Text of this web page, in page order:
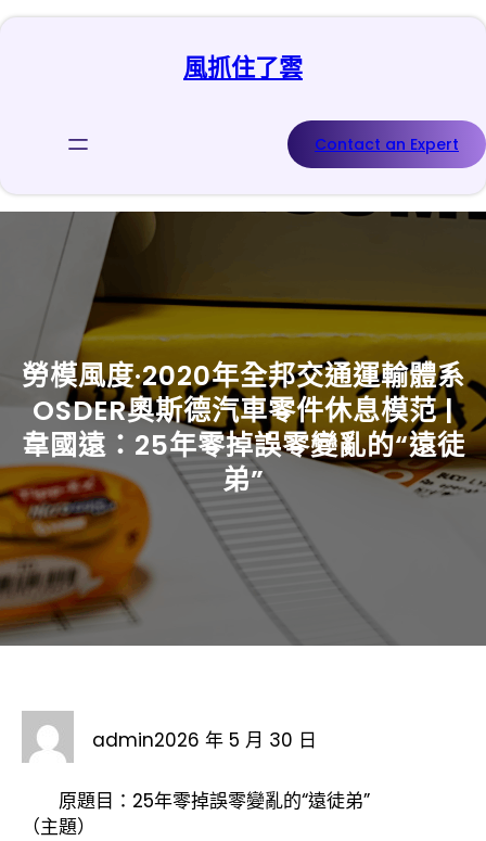
跳
風抓住了雲
Contact an Expert
勞模風度·2020年全邦交通運輸體系
OSDER奧斯德汽車零件休息模范 |
韋國遠：25年零掉誤零變亂的“遠徒
弟”
admin2026 年 5 月 30 日
原題目：25年零掉誤零變亂的“遠徒弟”
（主題）